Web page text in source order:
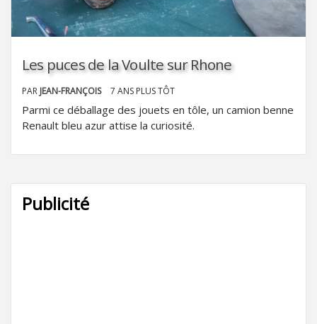
Les puces de la Voulte sur Rhone
PAR JEAN-FRANÇOIS 7 ANS PLUS TÔT
Parmi ce déballage des jouets en tôle, un camion benne
Renault bleu azur attise la curiosité.
Publicité